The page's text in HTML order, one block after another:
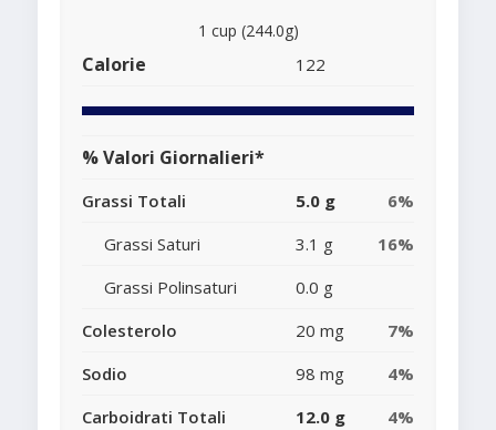
1 cup (244.0g)
Calorie 122
% Valori Giornalieri*
Grassi Totali 5.0 g
6%
Grassi Saturi
3.1 g
16%
Grassi Polinsaturi
0.0 g
Colesterolo
20 mg
7%
Sodio
98 mg
4%
Carboidrati Totali
12.0 g
4%